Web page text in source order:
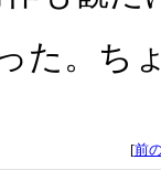
た。ち
[前